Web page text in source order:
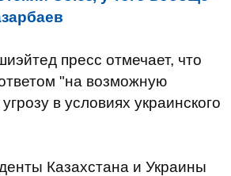
пресс отмечает, что
"на возможную
в условиях украинского
Казахстана и Украины